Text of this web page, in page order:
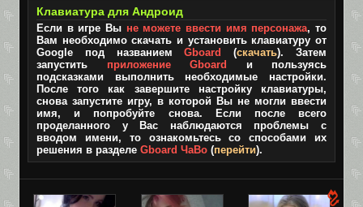
Клавиатура для Андроид
Если в игре Вы не можете ввести имя персонажа, то
Вам необходимо скачать и установить клавиатуру от
Google под названиемGboard (скачать). Затем
запустить приложение Gboard
и пользуясь
подсказками выполнить необходимые настройки.
После того как завершите настройку клавиатуры,
снова запустите игру, в которой Вы не могли ввести
имя, и попробуйте снова. Если после всего
проделанного у Вас наблюдаются проблемы с
вводом имени, то ознакомьтесь со способами их
решения в разделе Gboard ЧаВо (перейти).